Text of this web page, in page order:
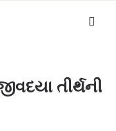
તીર્થની